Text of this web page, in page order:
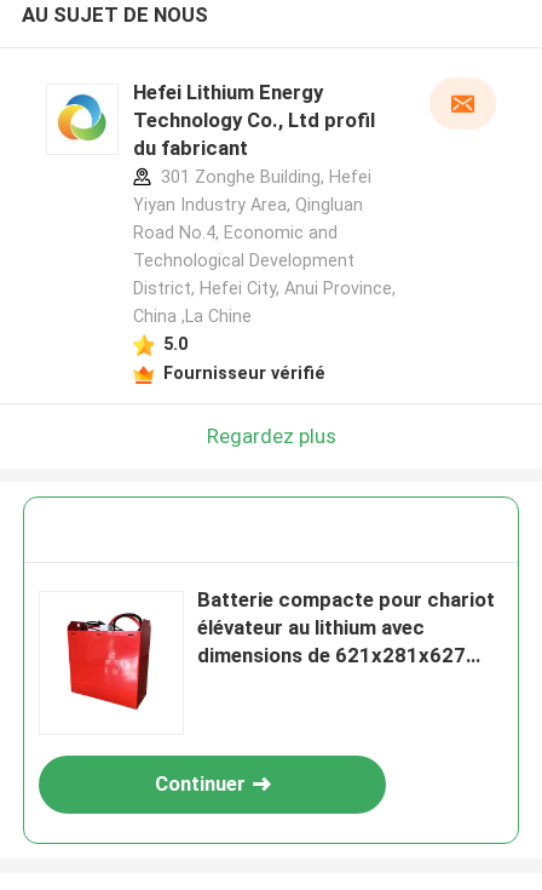
AU SUJET DE NOUS
Hefei Lithium Energy
Technology Co., Ltd profil
du fabricant
301 Zonghe Building, Hefei
Yiyan Industry Area, Qingluan
Road No.4, Economic and
Technological Development
District, Hefei City, Anui Province,
China ,La Chine
5.0
Fournisseur vérifié
Regardez plus
Batterie compacte pour chariot
élévateur au lithium avec
dimensions de 621x281x627
Continuer